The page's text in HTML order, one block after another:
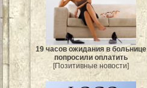
19 часов ожидания в больнице
попросили оплатить
[Позитивные новости]